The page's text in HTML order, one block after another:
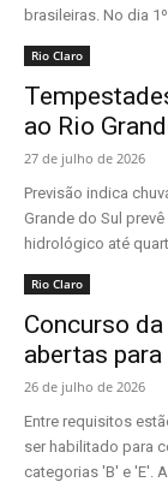
brasileiras. No dia
Rio Claro
ao Rio
27 de julho de 2026
Previsão indica
Grande do Sul
hidrológico até
Rio Claro
Concurso
abertas
26 de julho de 2026
Entre requisitos
ser habilitado para
categorias 'B' e 'E'.